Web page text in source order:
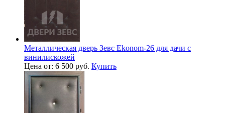
Металлическая дверь Зевс Ekonom-26 для дачи с
винилискожей
Цена от: 6 500 руб. Купить